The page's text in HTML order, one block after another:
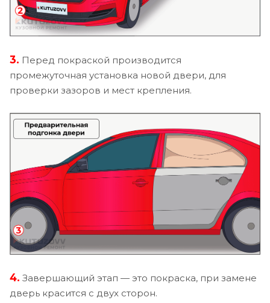
3. Перед покраской производится
промежуточная установка новой двери, для
проверки зазоров и мест крепления.
4. Завершающий этап — это покраска, при замене
дверь красится с двух сторон.